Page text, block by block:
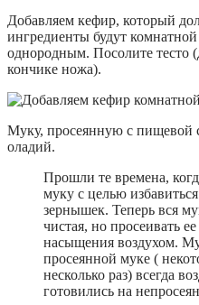
Добавляем кефир, который
ингредиенты будут
однородным. Посолите тесто
кончике ножа).
Муку, просеянную с пищевой
оладий.
Прошли те времена,
муку с целью
зернышек. Теперь вся
чистая, но просеивать
насыщения воздухом.
просеянной муке (
несколько раз) всегда
готовились на